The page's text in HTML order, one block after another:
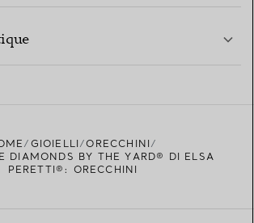
GIOIELLI
ORECCHINI
DIAMONDS BY THE YARD® DI ELSA
PERETTI®: ORECCHINI